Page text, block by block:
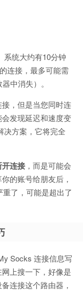
系统大约有10分钟
连接，最多可能需
中消失）。
，但是当您同时连
发现延迟和速度变
决方案，它将完全
连接 ，而是可能会
的账号给朋友后，
了，可能是超出了
Socks 连接信息写
上搜一下，好像是
连接这个路由器，